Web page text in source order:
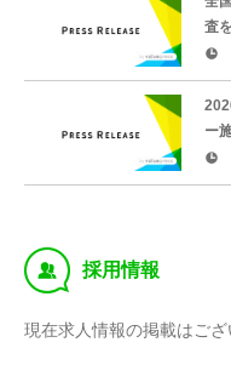
査
ー
ジ
‰ 採用情報
現在求人情報の掲載はござ